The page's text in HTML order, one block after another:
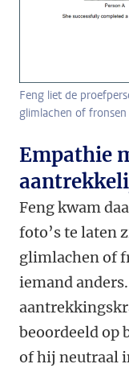
Feng liet de
glimlachen of
Empathie
Feng kwam
foto’s te laten
glimlachen of
iemand
beoordeeld op
of hij neutraal